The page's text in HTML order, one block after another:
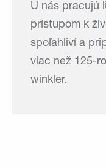
U nás pracujú
prístupom k
spoľahliví a
viac než 125-
winkler.